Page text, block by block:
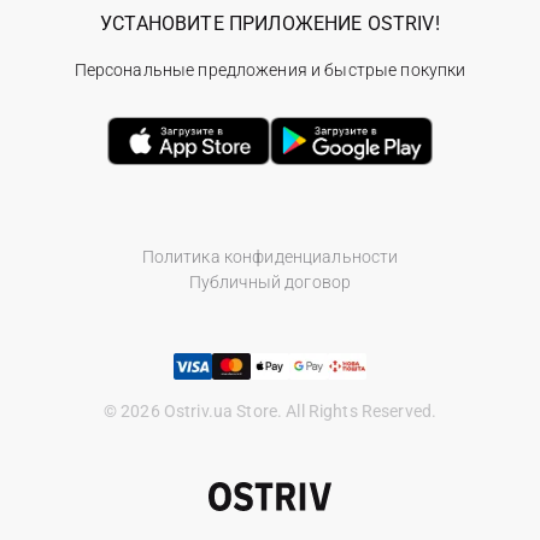
Политика конфиденциальности
Публичный договор
© 2026 Ostriv.ua Store. All Rights Reserved.
УСТАНОВИТЕ ПРИЛОЖЕНИЕ OSTRIV!
Персональные предложения и быстрые покупки